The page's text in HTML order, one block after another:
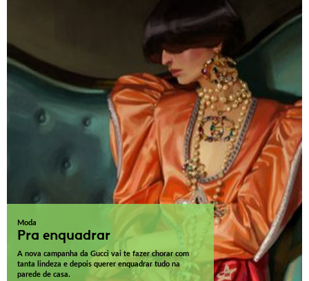
Moda
Pra enquadrar
A nova campanha da Gucci vai te fazer chorar com
tanta lindeza e depois querer enquadrar tudo na
parede de casa.